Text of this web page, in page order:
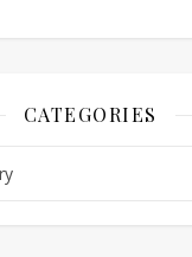
CATEGORIES